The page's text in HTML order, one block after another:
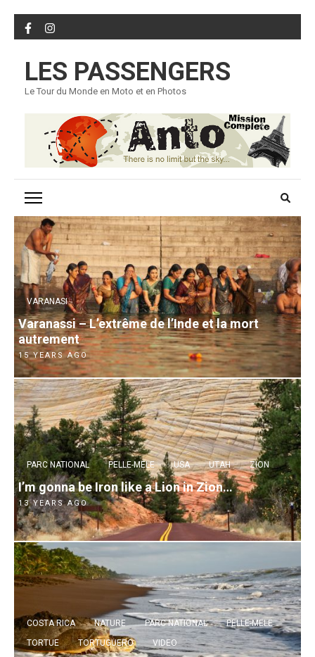
Skip
to
(Press
Enter)
LES PASSENGERS
Le Tour du Monde en Moto et en Photos
VARANASI
Varanassi – L’extrême de l’Inde et la mort
autrement
15 YEARS AGO
PARC NATIONAL PELLE-MELE USA UTAH ZION
I’m gonna be Iron like a Lion in Zion…
13 YEARS AGO
COSTA RICA NATURE PARC NATIONAL
PELLE-MELE
TORTUE
TORTUGUERO VIDEO